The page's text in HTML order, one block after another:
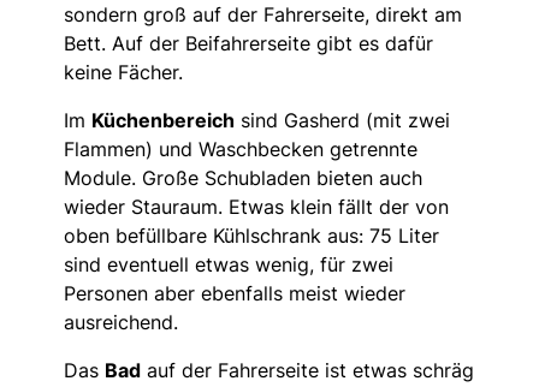
sondern groß auf der Fahrerseite, direkt am
Bett. Auf der Beifahrerseite gibt es dafür
keine Fächer.
Im Küchenbereich sind Gasherd (mit zwei
Flammen) und Waschbecken getrennte
Module. Große Schubladen bieten auch
wieder Stauraum. Etwas klein fällt der von
oben befüllbare Kühlschrank aus: 75 Liter
sind eventuell etwas wenig, für zwei
Personen aber ebenfalls meist wieder
ausreichend.
Das Badauf der Fahrerseite ist etwas schräg